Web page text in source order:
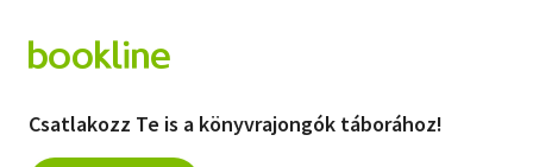
Csatlakozz Te is a könyvrajongók táborához!